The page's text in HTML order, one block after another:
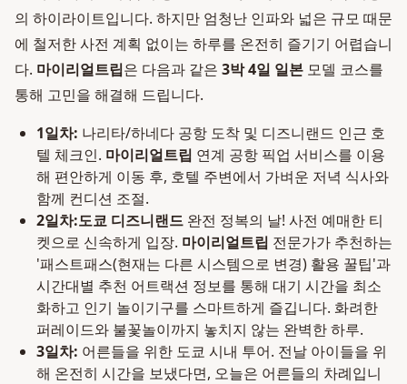
의 하이라이트입니다. 하지만 엄청난 인파와 넓은 규모 때문
에 철저한 사전 계획 없이는 하루를 온전히 즐기기 어렵습니
다. 마이리얼트립은 다음과 같은 3박 4일 일본 모델 코스를
통해 고민을 해결해 드립니다.
1일차: 나리타/하네다 공항 도착 및 디즈니랜드 인근 호
텔 체크인. 마이리얼트립 연계 공항 픽업 서비스를 이용
해 편안하게 이동 후, 호텔 주변에서 가벼운 저녁 식사와
함께 컨디션 조절.
2일차:도쿄 디즈니랜드 완전 정복의 날! 사전 예매한 티
켓으로 신속하게 입장. 마이리얼트립 전문가가 추천하는
'패스트패스(현재는 다른 시스템으로 변경) 활용 꿀팁'과
시간대별 추천 어트랙션 정보를 통해 대기 시간을 최소
화하고 인기 놀이기구를 스마트하게 즐깁니다. 화려한
퍼레이드와 불꽃놀이까지 놓치지 않는 완벽한 하루.
3일차: 어른들을 위한 도쿄 시내 투어. 전날 아이들을 위
해 온전히 시간을 보냈다면, 오늘은 어른들의 차례입니